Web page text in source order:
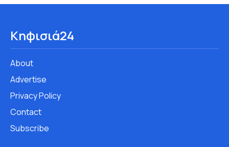
Κηφισιά24
About
Advertise
Privacy Policy
Contact
Subscribe